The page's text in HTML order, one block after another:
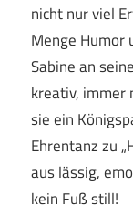
nicht nur viel
Menge Humor
Sabine an
kreativ, immer
sie ein
Ehrentanz zu
aus lässig,
kein Fuß still!